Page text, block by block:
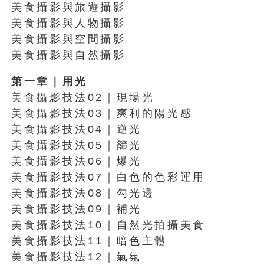
美食攝影與旅遊攝影
美食攝影與人物攝影
美食攝影與空間攝影
美食攝影與自然攝影
第一章｜用光
美食攝影技法02｜現場光
美食攝影技法03｜爽利的陽光感
美食攝影技法04｜逆光
美食攝影技法05｜篩光
美食攝影技法06｜爆光
美食攝影技法07｜白色的色彩運用
美食攝影技法08｜勾光邊
美食攝影技法09｜補光
美食攝影技法10｜自然光拍攝美食
美食攝影技法11｜暗色主體
美食攝影技法12｜氣氛